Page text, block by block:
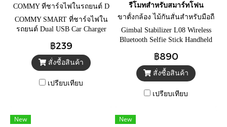
COMMY ที่ชาร์จไฟในรถยนต์ D
ual USB Car Charger 3.4A
COMMY SMART ที่ชาร์จไฟใน
รถยนต์ Dual USB Car Charger
Cable
฿239
สั่งซื้อสินค้า
เปรียบเทียบ
รีโมทสำหรับสมาร์ทโฟน
ขาตั้งกล้อง ไม้กันสั่นสำหรับมือถื
Gimbal Stabilizer L08 Wireless
Bluetooth Selfie Stick Handheld
ถือ พร้อมรีโมทสำหรับสมาร์ท
โฟน
฿890
สั่งซื้อสินค้า
เปรียบเทียบ
New New